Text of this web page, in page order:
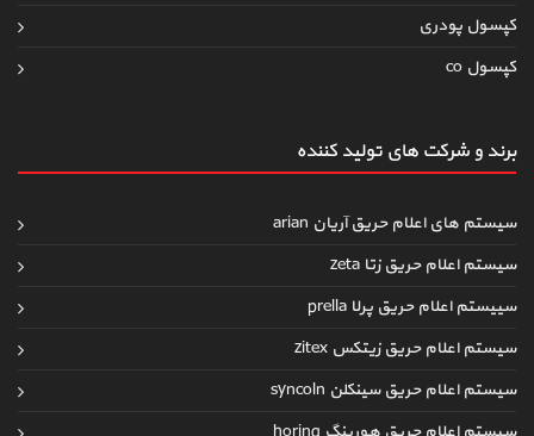
کپسول پودری
کپسول co
برند و شرکت های تولید کننده
سیستم های اعلام حریق آریان arian
سیستم اعلام حریق زتا zeta
سییستم اعلام حریق پرلا prella
سیستم اعلام حریق زیتکس zitex
سیستم اعلام حریق سینکلن syncoln